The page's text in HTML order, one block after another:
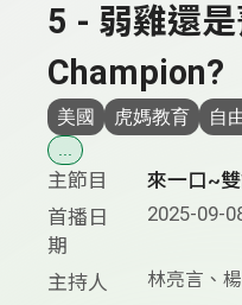
5 - 弱雞還
Champion?
美國 虎媽教育 自
主節目
來一口~
首播日
期
2025-09-
主持人 林亮言、